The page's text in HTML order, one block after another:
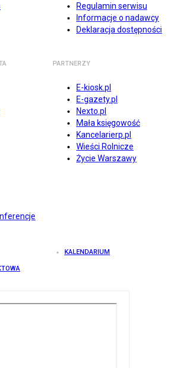
Regulamin serwisu
Informacje o nadawcy
Deklaracja dostępności
PARTNERZY
E-kiosk.pl
E-gazety.pl
Nexto.pl
Mała księgowość
Kancelarierp.pl
Wieści Rolnicze
Życie Warszawy
KALENDARIUM